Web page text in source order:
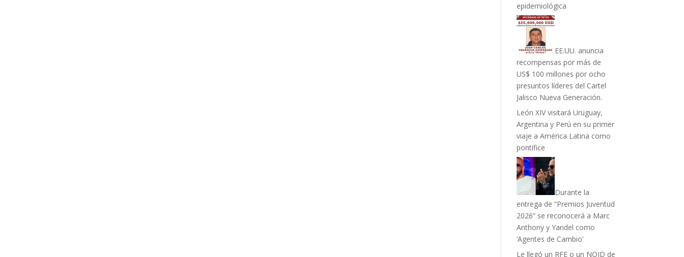
epidemiológica
EE.UU. anuncia
recompensas por más de
US$ 100 millones por ocho
presuntos líderes del Cartel
Jalisco Nueva Generación.
León XIV visitará Uruguay,
Argentina y Perú en su primer
viaje a América Latina como
pontífice
Durante la
entrega de “Premios Juventud
2026” se reconocerá a Marc
Anthony y Yandel como
‘Agentes de Cambio’
Le llegó un RFE o un NOID de